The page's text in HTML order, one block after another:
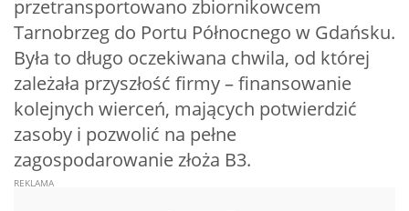
przetransportowano zbiornikowcem
Tarnobrzeg do Portu Północnego w Gdańsku.
Była to długo oczekiwana chwila, od której
zależała przyszłość firmy – finansowanie
kolejnych wierceń, mających potwierdzić
zasoby i pozwolić na pełne
zagospodarowanie złoża B3.